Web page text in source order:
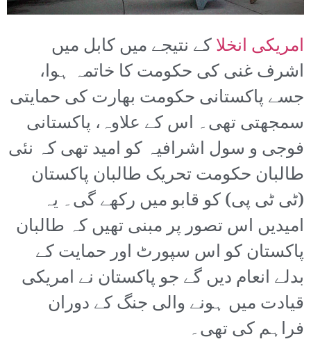
امریکی انخلاکے نتیجے میں کابل میں
اشرف غنی کی حکومت کا خاتمہ ہوا،
جسے پاکستانی حکومت بھارت کی حمایتی
سمجھتی تھی۔ اس کے علاوہ، پاکستانی
فوجی و سول اشرافیہ کو امید تھی کہ نئی
طالبان حکومت تحریک طالبان پاکستان
(ٹی ٹی پی) کو قابو میں رکھے گی۔ یہ
امیدیں اس تصور پر مبنی تھیں کہ طالبان
پاکستان کو اس سپورٹ اور حمایت کے
بدلے انعام دیں گے جو پاکستان نے امریکی
قیادت میں ہونے والی جنگ کے دوران
فراہم کی تھی۔